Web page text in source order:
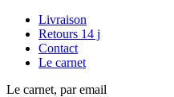
Livraison
Retours 14 j
Contact
Le carnet
Le carnet, par email